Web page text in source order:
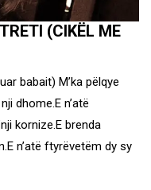
(CIKËL ME
babait) M’ka pëlqye
dhome.E n’atë
kornize.E brenda
n’atë ftyrëvetëm dy sy